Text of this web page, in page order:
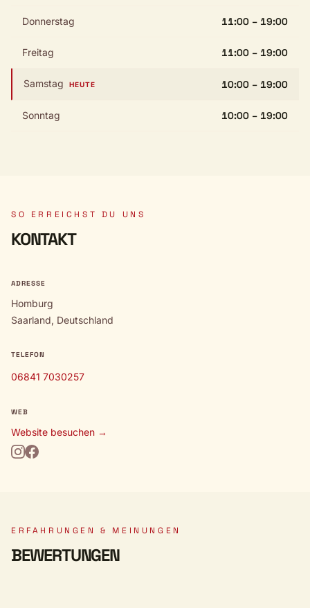
Donnerstag 11:00 – 19:00
Freitag 11:00 – 19:00
Samstag HEUTE 10:00 – 19:00
Sonntag 10:00 – 19:00
SO ERREICHST DU UNS
KONTAKT
ADRESSE
Homburg
Saarland, Deutschland
TELEFON
06841 7030257
WEB
Website besuchen →
ERFAHRUNGEN & MEINUNGEN
BEWERTUNGEN